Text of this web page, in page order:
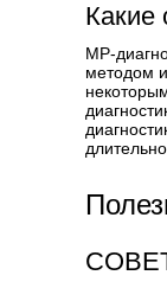
Какие
МР-
методом